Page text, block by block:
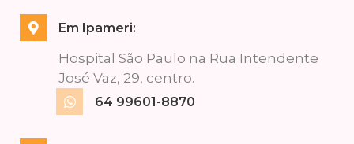
Em Ipameri:
Hospital São Paulo na Rua Intendente
José Vaz, 29, centro.
64 99601-8870